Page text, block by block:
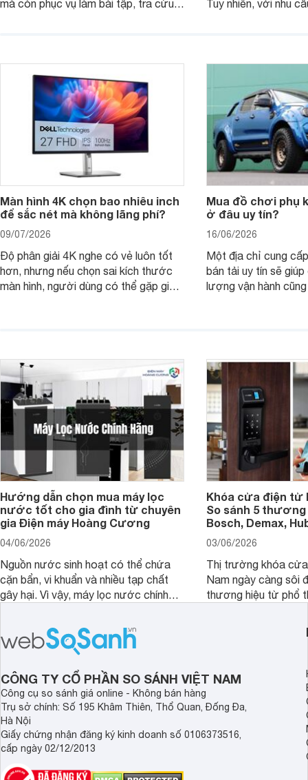
mà còn phục vụ làm bài tập, tra cứu,
thay vì chỉ so sánh cấu hình trên giấy.
Tuy nhiên, với nhu
không, dùng được
Màn hình 4K chọn bao nhiêu inch
để sắc nét mà không lãng phí?
09/07/2026
Độ phân giải 4K nghe có vẻ luôn tốt
hơn, nhưng nếu chọn sai kích thước
màn hình, người dùng có thể gặp giao
Mua đồ chơi phụ
ở đâu uy tín?
16/06/2026
Một địa chỉ cung
bán tải uy tín sẽ
lượng vận hành
Hướng dẫn chọn mua máy lọc
nước tốt cho gia đình từ chuyên
gia Điện máy Hoàng Cương
04/06/2026
Nguồn nước sinh hoạt có thể chứa
cặn bẩn, vi khuẩn và nhiều tạp chất
gây hại. Vì vậy, máy lọc nước chính
sức khỏe và đảm bảo nguồn nước
sạch cho cả gia đình.
Khóa cửa điện tử
So sánh 5 thương
Bosch, Demax,
03/06/2026
Thị trường khóa
Nam ngày càng sôi
thương hiệu từ phổ
cửa điện tử hãng
sẽ so sánh 5
Demax, Hubert và
CÔNG TY CỔ PHẦN SO SÁNH VIỆT NAM
Công cụ so sánh giá online - Không bán hàng
Trụ sở chính: Số 195 Khâm Thiên, Thổ Quan, Đống Đa,
Hà Nội
Giấy chứng nhận đăng ký kinh doanh số 0106373516,
cấp ngày 02/12/2013